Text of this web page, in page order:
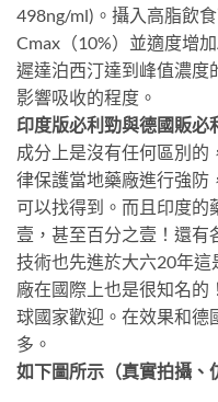
498ng/ml)。攝入高脂飲
Cmax（10%）並適度增
遲達泊西汀達到峰值濃度
影響吸收的程度。
印度版必利勁與德國販必
成分上是沒有任何區別的
律保護當地藥廠進行強防
可以找得到。而且印度的
壹，甚至百分之壹！還有
技術也先進於大六20年
廠在國際上也是很知名的
球國家歡迎。在效果和德
多。
如下圖所示（真實拍攝、